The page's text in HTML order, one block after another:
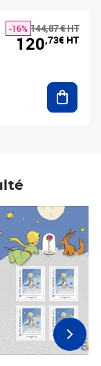
144,87 € HT
-16%
120,73€ HT
HT